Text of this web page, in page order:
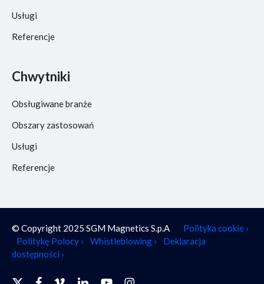
Usługi
Referencje
Chwytniki
Obsługiwane branże
Obszary zastosowań
Usługi
Referencje
© Copyright 2025 SGM Magnetics S.p.A
Polityka cookie ›
Politykę Polocy ›
Whistleblowing ›
Deklaracja
dostępności ›
x- facebook
vimeo linkedinyoutubeinstagram